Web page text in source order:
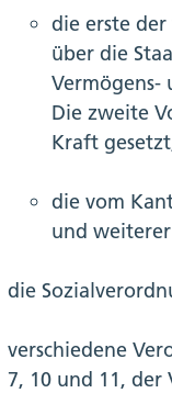
die erste der
über die
Vermögens-
Die zweite
Kraft
die vom
und
die
verschiedene
7, 10 und 11, der